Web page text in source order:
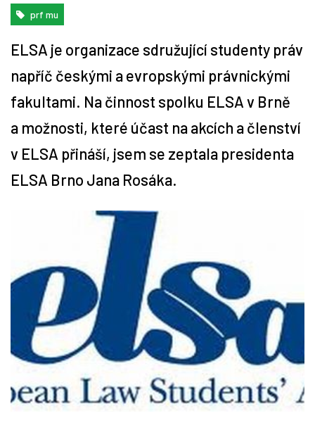
Rady
Seriály
Tipy
Časopis
prf mu
ELSA je organizace sdružující studenty práv
napříč českými a evropskými právnickými
fakultami. Na činnost spolku ELSA v Brně
a možnosti, které účast na akcích a členství
v ELSA přináší, jsem se zeptala presidenta
ELSA Brno Jana Rosáka.